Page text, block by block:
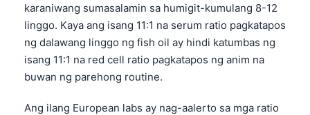
karaniwang sumasalamin sa humigit-kumulang 8-12
linggo. Kaya ang isang 11:1 na serum ratio pagkatapos
ng dalawang linggo ng fish oil ay hindi katumbas ng
isang 11:1 na red cell ratio pagkatapos ng anim na
buwan ng parehong routine.
Ang ilang European labs ay nag-aalerto sa mga ratio